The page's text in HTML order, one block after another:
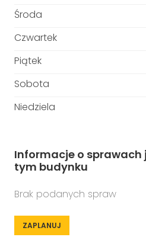
Środa
Czwartek
Piątek
Sobota
Niedziela
Informacje o sprawach
tym budynku
Brak podanych spraw
ZAPLANUJ